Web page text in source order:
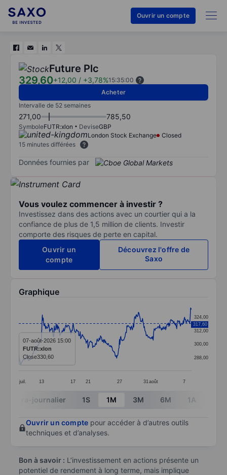
Ouvrir un compte
Future Plc
329,60+12,00 / +3,78%15:35:00
Acheter
Intervalle de 52 semaines
271,00 785,50
SymboleFUTR:xlon DeviseGBP
London Stock Exchange
Closed
15 minutes différées
Données fournies par
Vous voulez commencer à investir ?
Investissez dans des actions avec un courtier qui a la
confiance de plus de 1,5 million de clients. Investir
comporte des risques de perte en capital.
Ouvrir un
compte
Découvrez l'offre de
Saxo
Graphique
Line chart with 375 data points.
The chart has 1 X axis displaying categories.
The chart has 1 Y axis displaying values. Data
juil. 13 17 21 27 31 août 7
288,00
300,00
312,00
324,00
317,60
07-août-2026 15:00
FUTR:xlon
Close330,60
End of interactive chart.
Intra-journalier 1S 1M 3M 6M 1A
Ouvrir un compte pour accéder à d’autres outils
techniques et d’analyses.
Bon à savoir : L’investissement en actions présente un
potentiel de rendement à long terme, mais implique